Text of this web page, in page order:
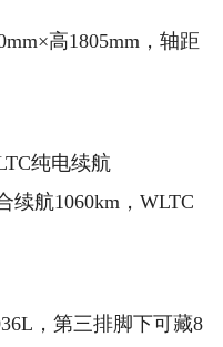
高1805mm，轴距
纯电续航
续航1060km，WLTC
，第三排脚下可藏8